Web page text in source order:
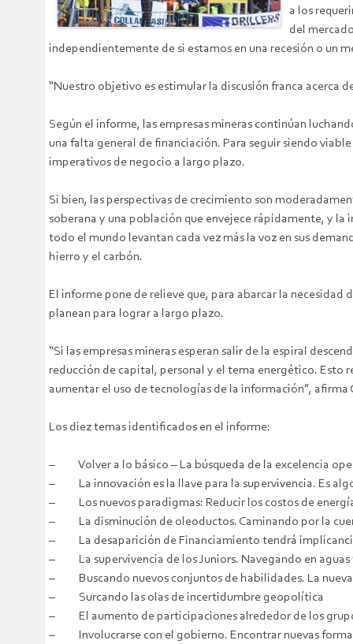
a los
del
independientemente de si estamos en una recesión o un
“Nuestro objetivo es estimular la discusión franca acerca
Según el informe, las empresas mineras continúan
una falta general de financiación. Para seguir siendo
imperativos de negocio a largo plazo.
Si bien, las perspectivas de crecimiento son
soberana y una población que envejece rápidamente, y
todo el mundo levantan cada vez más la voz en sus
hierro y el carbón.
El informe pone de relieve que, para abarcar la necesidad
planean para lograr a largo plazo.
“Si las empresas mineras esperan salir de la espiral
reducción de capital, personal y el tema energético. Esto
aumentar el uso de tecnologías de la información”, afirma
Los diez temas identificados en el informe:
– Volver a lo básico – La búsqueda de la excelencia
– La innovación es la llave para la supervivencia. Es
– Los nuevos paradigmas: Reducir los costos de
– La disminución de oleoductos. Caminando por la
– La desaparición de Financiamiento tendrá
– La supervivencia de los Juniors. Navegando en aguas
– Buscando nuevos conjuntos de habilidades. La
– Surcando las olas de incertidumbre geopolítica
– El aumento de participaciones alrededor de los
– Involucrarse con el gobierno. Encontrar nuevas